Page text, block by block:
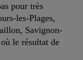
pour très
les-Plages,
Savignon-
le résultat de